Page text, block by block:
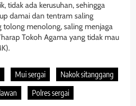
tidak ada kerusuhan, sehingga
damai dan tentram saling
tolong menolong, saling menjaga
Tokoh Agama yang tidak mau
Mui sergai
Nakok sitanggang
Polres sergai